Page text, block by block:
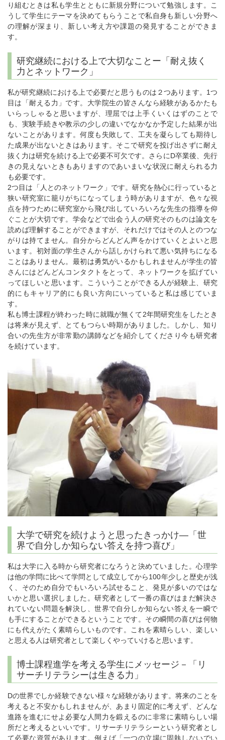
り組むときは私も学生とともに新規分野について勉強します。こ
うして学生にテーマを決めてもらうことで私自身も新しい分野へ
の理解が深まり、新しい考え方や課題の発見することができま
す。
研究継続における上で大切なことー「耐え抜く
力とネットワーク」
私が研究継続における上で必要だと思うものは２つあります。1つ
目は「耐える力」です。大学院生の皆さんなら経験があるかたも
いらっしゃると思いますが、理屈では上手くいくはずのことで
も、実験手続きや教示の少しの違いでなかなか予定した結果が出
ないことがあります。何度も失敗して、工夫を凝らしても期待し
た成果が出ないときはあります。そこで研究を投げ出さずに耐え
抜く力は研究を続ける上で必要不可欠です。さらにD卒業後、先行
きの見えないときもありますのであいまいな状況に耐えられる力
も必要です。
2つ目は「人とのネットワーク」です。研究を熱心に行っていると
狭い研究室に籠りがちになってしまう時がありますが、色々な視
点を持つために研究室から飛び出していろいろな先生の指導を仰
ぐことが大切です。学会などで出会う人の研究そのものは論文を
読めば理解することができますが、それだけではその人とのつな
がりは持てません。自分からどんどん声をかけていくとよいと思
います。初対面の学生さんから話しかけられて悪い気持ちになる
ことはありません。最初は勇気がいるかもしれませんが学生の皆
さんにはどんどんコンタクトをとって、ネットワークを拡げてい
ってほしいと思います。こういうことができる人が経験上、研究
的にもキャリア的にも良い方向にいっていると私は感じていま
す。
私も博士課程が終わった時に就職が無くて2年間研究生をしたとき
は将来が見えず、とてもつらい時期がありました。しかし、知り
合いの先生方が非常勤の講師などを紹介してくださり今も研究者
を続けています。
大学で研究を続けようと思ったきっかけ―「世
界で自分しか知らない答えを持つ喜び」
私は大学に入る時から研究者になろうと決めていました。心理学
は他の学問に比べて学問として成立してから100年少しと歴史が浅
く、そのため自分でもいろいろ試せること、発見が多いのではな
いかと思い選択しました。研究者として一番の喜びはまだ解決さ
れていない問題を解決し、世界で自分しか知らない答えを一瞬で
も手にすることができるということです。その瞬間の喜びは何物
にも代えがたく素晴らしいものです。これを素晴らしい、楽しい
と思える人は研究者として楽しくやっていけると思います。
博士課程進学を考える学生にメッセージ－「リ
サーチリテラシーは生きる力」
Dの世界でしか経験できない様々な経験があります。将来のことを
考えると不安かもしれませんが、あまり固定的に考えず、どんな
進路を進むにせよ必要な人間力を鍛えるのに非常に素晴らしい場
所だと考えるといいです。リサーチリテラシーという研究者とし
て必要な資質があります。例えば「一つの立場に固執しないでい